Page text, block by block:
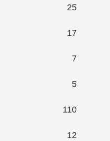
25
17
7
5
110
12